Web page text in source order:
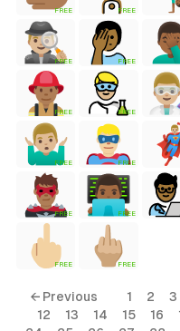
FREE FREE
FREE FREE
FREE FREE
FREE FREE
FREE FREE
FREE FREE
← Previous 1 2 3
12
13 14 15 16